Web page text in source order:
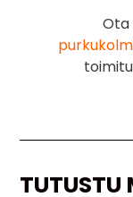
TUTUSTU